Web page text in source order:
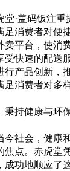
·盖码饭注重
足消费者对便
卖平台，使消
受快速的配送
行产品创新，
足消费者对多
持健康与环
社会，健康和
焦点。赤虎堂
成功地顺应了